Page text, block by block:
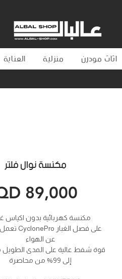
العناية منزلية اثاث مودرن
مكنسة نوال فلتر
89,000
•مكنسة كهربائية بدون اكياس
عن الهواء
إلى 99% من محاصرة